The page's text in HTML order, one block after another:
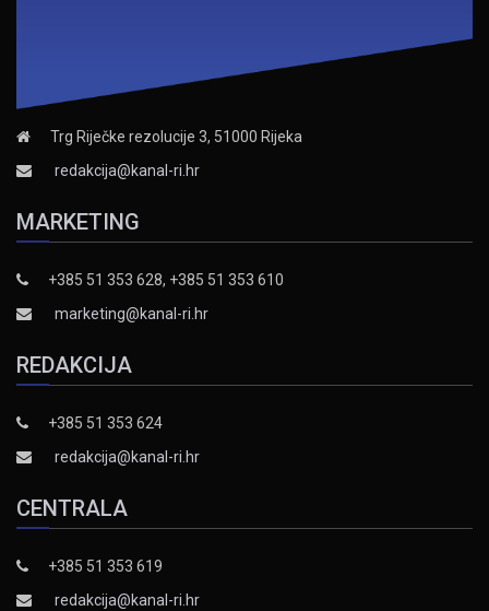
Trg Riječke rezolucije 3, 51000 Rijeka
redakcija@kanal-ri.hr
MARKETING
+385 51 353 628, +385 51 353 610
marketing@kanal-ri.hr
REDAKCIJA
+385 51 353 624
redakcija@kanal-ri.hr
CENTRALA
+385 51 353 619
redakcija@kanal-ri.hr